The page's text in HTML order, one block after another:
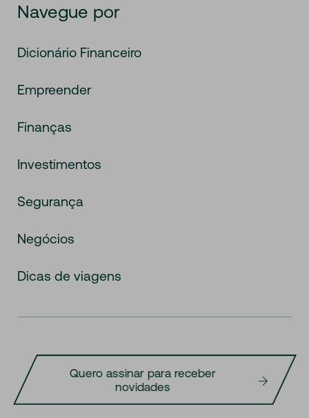
Navegue por
Dicionário Financeiro
Empreender
Finanças
Investimentos
Segurança
Negócios
Dicas de viagens
Quero assinar para receber
novidades